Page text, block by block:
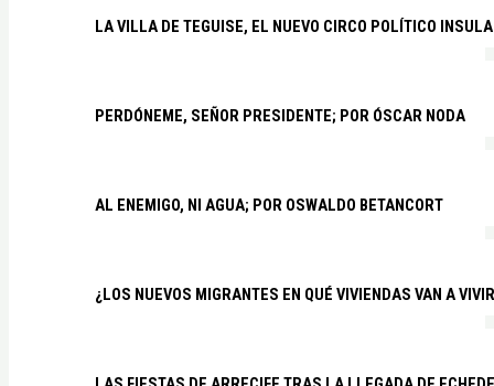
LA VILLA DE TEGUISE, EL NUEVO CIRCO POLÍTICO
PERDÓNEME, SEÑOR PRESIDENTE; POR ÓSCAR NODA
AL ENEMIGO, NI AGUA; POR OSWALDO BETANCORT
¿LOS NUEVOS MIGRANTES EN QUÉ VIVIENDAS VAN A